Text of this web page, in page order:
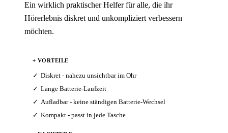
Ein wirklich praktischer Helfer für alle, die ihr
Hörerlebnis diskret und unkompliziert verbessern
möchten.
+ VORTEILE
Diskret - nahezu unsichtbar im Ohr
Lange Batterie-Laufzeit
Aufladbar - keine ständigen Batterie-Wechsel
Kompakt - passt in jede Tasche